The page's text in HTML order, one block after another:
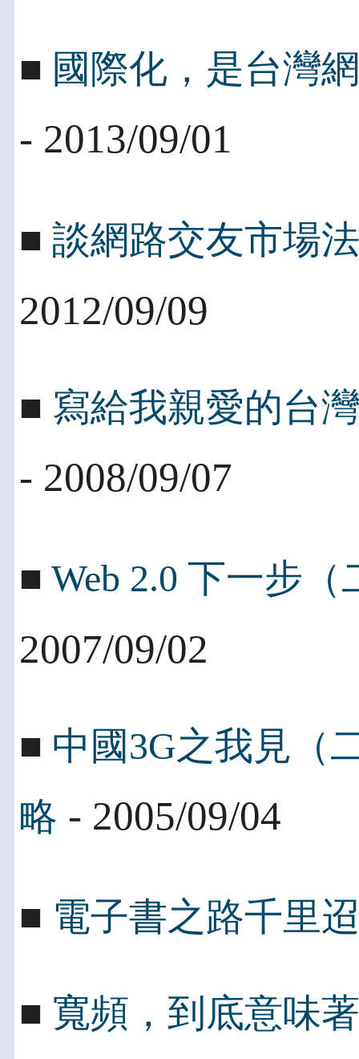
■ 國際化，是台灣
- 2013/09/01
■ 談網路交友市場
2012/09/09
■ 寫給我親愛的台
- 2008/09/07
■ Web 2.0 下一步
2007/09/02
■ 中國3G之我見（
略 - 2005/09/04
■ 電子書之路千里
■ 寬頻，到底意味